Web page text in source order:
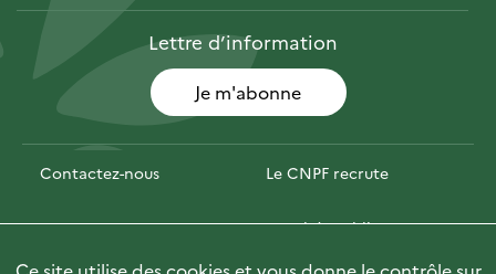
Lettred’information
Je m'abonne
Contactez-nous Le CNPF recrute
Espace presse Marchés publics